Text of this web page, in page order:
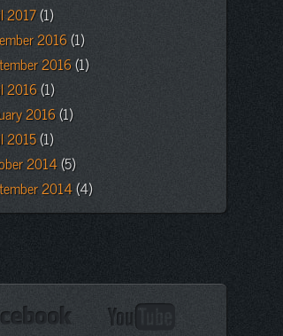
2017(1)
2016(1)
2016(1)
2016(1)
2016(1)
2015(1)
2014(5)
2014(4)